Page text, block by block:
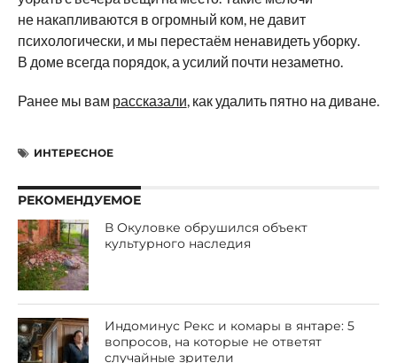
не накапливаются в огромный ком, не давит
психологически, и мы перестаём ненавидеть уборку.
В доме всегда порядок, а усилий почти незаметно.
Ранее мы вам рассказали, как удалить пятно на диване.
ИНТЕРЕСНОЕ
РЕКОМЕНДУЕМОЕ
В Окуловке обрушился объект
культурного наследия
Индоминус Рекс и комары в янтаре: 5
вопросов, на которые не ответят
случайные зрители